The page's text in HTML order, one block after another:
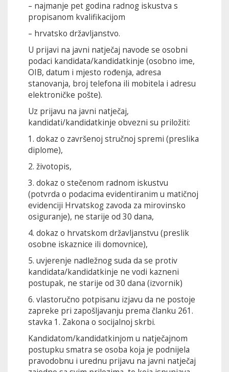
– najmanje pet godina radnog iskustva s
propisanom kvalifikacijom
– hrvatsko državljanstvo.
U prijavi na javni natječaj navode se osobni
podaci kandidata/kandidatkinje (osobno ime,
OIB, datum i mjesto rođenja, adresa
stanovanja, broj telefona ili mobitela i adresu
elektroničke pošte).
Uz prijavu na javni natječaj,
kandidati/kandidatkinje obvezni su priložiti:
1. dokaz o završenoj stručnoj spremi (preslika
diplome),
2. životopis,
3. dokaz o stečenom radnom iskustvu
(potvrda o podacima evidentiranim u matičnoj
evidenciji Hrvatskog zavoda za mirovinsko
osiguranje), ne starije od 30 dana,
4. dokaz o hrvatskom državljanstvu (preslik
osobne iskaznice ili domovnice),
5. uvjerenje nadležnog suda da se protiv
kandidata/kandidatkinje ne vodi kazneni
postupak, ne starije od 30 dana (izvornik)
6. vlastoručno potpisanu izjavu da ne postoje
zapreke pri zapošljavanju prema članku 261.
stavka 1. Zakona o socijalnoj skrbi.
Kandidatom/kandidatkinjom u natječajnom
postupku smatra se osoba koja je podnijela
pravodobnu i urednu prijavu na javni natječaj